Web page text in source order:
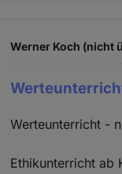
Werner Koch (nicht
Werteunterricht -
Ethikunterricht ab